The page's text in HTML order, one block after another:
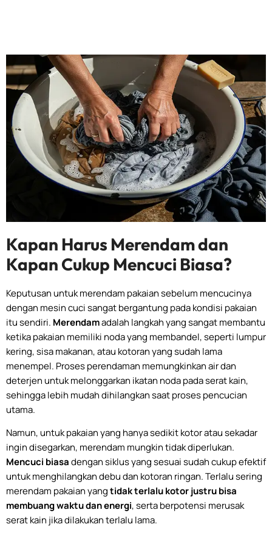
Kapan Harus Merendam dan
Kapan Cukup Mencuci Biasa?
Keputusan untuk merendam pakaian sebelum mencucinya
dengan mesin cuci sangat bergantung pada kondisi pakaian
itu sendiri. Merendamadalah langkah yang sangat membantu
ketika pakaian memiliki noda yang membandel, seperti lumpur
kering, sisa makanan, atau kotoran yang sudah lama
menempel. Proses perendaman memungkinkan air dan
deterjen untuk melonggarkan ikatan noda pada serat kain,
sehingga lebih mudah dihilangkan saat proses pencucian
utama.
Namun, untuk pakaian yang hanya sedikit kotor atau sekadar
ingin disegarkan, merendam mungkin tidak diperlukan.
Mencuci biasadengan siklus yang sesuai sudah cukup efektif
untuk menghilangkan debu dan kotoran ringan. Terlalu sering
merendam pakaian yangtidak terlalu kotor justru bisa
membuang waktu dan energi, serta berpotensi merusak
serat kain jika dilakukan terlalu lama.